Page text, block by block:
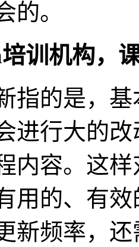
的。
训机构，
指的是，
进行大的
内容。这
用的、有
新频率，